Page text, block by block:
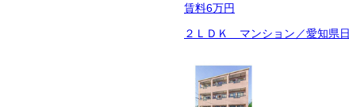
賃料6万円
２ＬＤＫ マンション／愛知県